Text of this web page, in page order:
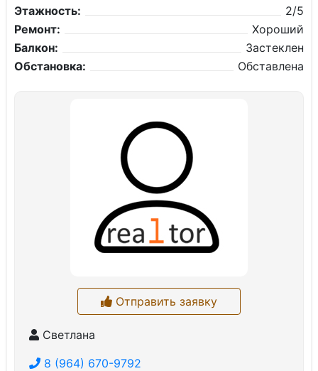
Этажность:
2/5
Ремонт:
Хороший
Балкон:
Застеклен
Обстановка:
Обставлена
Отправить заявку
Светлана
8 (964) 670-9792